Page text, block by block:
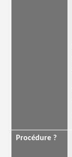
Procédure ?